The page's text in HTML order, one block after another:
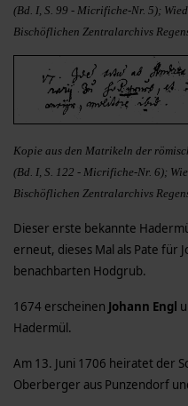
(Bd. I, S. 99 - Micrifiche-Nr. 5);
Bischöflichen Zentralarchivs
Kopie aus den Matrikeln der
(Bd. I, S. 122 - Micrifiche-Nr. 6);
Bischöflichen Zentralarchivs
Dieser erste bekannte
erneut, dieses Mal als Pate für
benachbarten Hodgrub.
1674 erscheinen Johann Engl
Hadermül.
Am 13. Juni 1706 heiratet der
Oberberger aus Punzendorf